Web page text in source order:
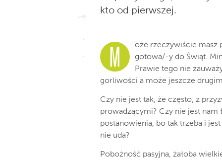
kto od pierwszej.
M
oże rzeczywiście masz
gotowa/-y do Świąt.
Prawie tego nie
gorliwości a może jeszcze
Czy nie jest tak, że często, z
prowadzącymi? Czy nie jest nam
postanowienia, bo tak trzeba i
nie uda?
Pobożność pasyjna, żałoba